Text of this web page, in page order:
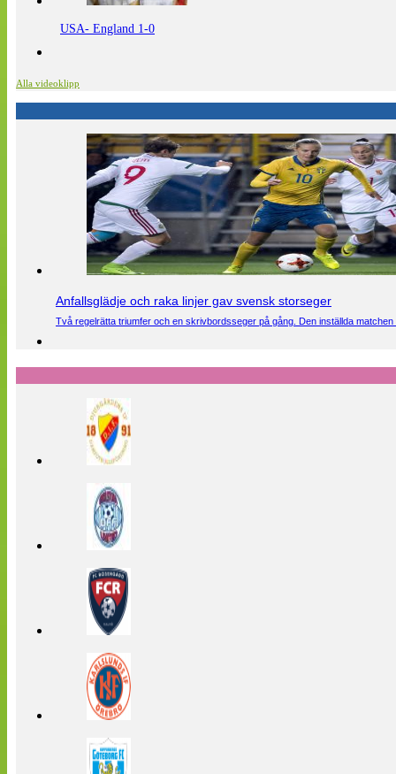
USA- England 1-0
Alla videoklipp
Anfallsglädje och raka linjer gav svensk storseger
Två regelrätta triumfer och en skrivbordsseger på gång. Den inställda